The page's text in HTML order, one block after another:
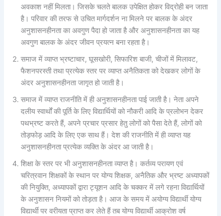
अवकाश नहीं मिलता। जिसके चलते बालक उपेक्षित होकर विद्रोही बन जाता
है। परिवार की तरफ से उचित मार्गदर्शन ना मिलने पर बालक के अंदर
अनुशासनहीनता का अवगुण पैदा हो जाता है और अनुशासनहीनता का यह
अवगुण बालक के अंदर जीवन प्रयत्न बना रहता है।
समाज में व्याप्त भ्रष्टाचार, घूसखोरी, सिफारिश बाजी, चीजों में मिलावट,
फैशनपरस्ती तथा प्रत्येक स्तर पर व्याप्त अनैतिकता को देखकर लोगों के
अंदर अनुशासनहीनता जागृत हो जाती है।
समाज में व्याप्त राजनीति में ही अनुशासनहीनता पाई जाती है। नेता अपने
दलीय स्वार्थों की पूर्ति के लिए विद्यार्थियों को नौकरी आदि के प्रलोभन देकर
पथभ्रष्ट करते हैं, अपने प्रचार प्रसार हेतु लोगों को पैसा देते हैं, लोगों को
तोड़फोड़ आदि के लिए एक साथ हैं। देश की राजनीति में ही व्याप्त यह
अनुशासनहीनता प्रत्येक व्यक्ति के अंदर आ जाती है।
शिक्षा के स्तर पर भी अनुशासनहीनता व्याप्त है। कर्तव्य परायण एवं
चरित्रवान शिक्षकों के स्थान पर योग्य शिक्षक, अनैतिक और भ्रष्ट अध्यापकों
की नियुक्ति, अध्यापकों द्वारा ट्यूशन आदि के चक्कर में लगे रहना विद्यार्थियों
के अनुशासन नियमों को तोड़ता है। आज के समय में अयोग्य विद्यार्थी योग्य
विद्यार्थी पर वरीयता प्राप्त कर लेते हैं तब योग्य विद्यार्थी आक्रोश वर्ष